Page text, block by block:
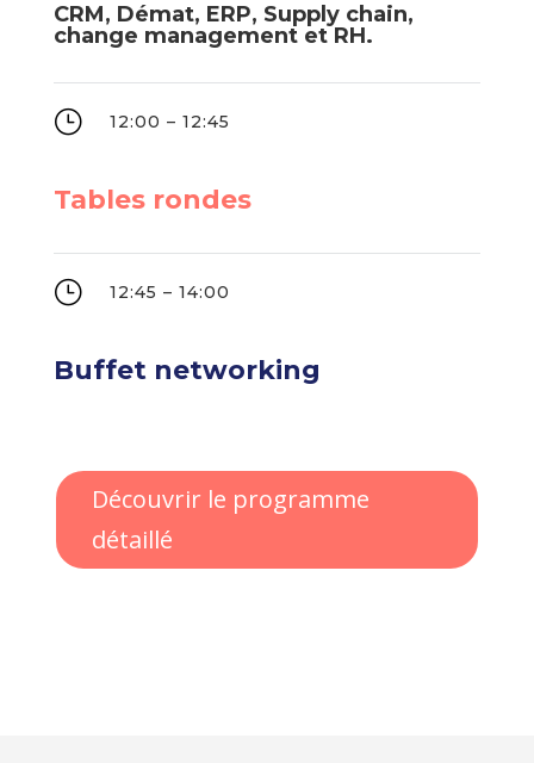
CRM, Démat, ERP, Supply chain,
change management et RH.
} 12:00 – 12:45
Tables rondes
} 12:45 – 14:00
Buffet networking
Découvrir le programme
détaillé